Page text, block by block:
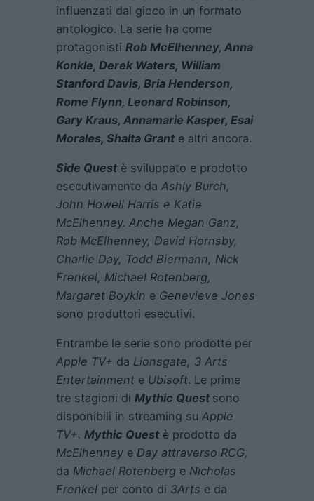
influenzati dal gioco in un formato
antologico. La serie ha come
protagonisti Rob McElhenney, Anna
Konkle, Derek Waters, William
Stanford Davis, Bria Henderson,
Rome Flynn, Leonard Robinson,
Gary Kraus, Annamarie Kasper, Esai
Morales, Shalta Grant e altri ancora.
Side Quest è sviluppato e prodotto
esecutivamente da Ashly Burch,
John Howell Harris e Katie
McElhenney. Anche Megan Ganz,
Rob McElhenney, David Hornsby,
Charlie Day, Todd Biermann, Nick
Frenkel, Michael Rotenberg,
Margaret Boykin e Genevieve Jones
sono produttori esecutivi.
Entrambe le serie sono prodotte per
Apple TV+ da Lionsgate, 3 Arts
Entertainment e Ubisoft. Le prime
tre stagioni di Mythic Quest sono
disponibili in streaming su Apple
TV+. Mythic Quest è prodotto da
McElhenney e Day attraverso RCG,
da Michael Rotenberg e Nicholas
Frenkel per conto di 3Arts e da